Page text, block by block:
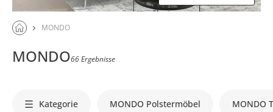
MONDO
MONDO66 Ergebnisse
Kategorie MONDO Polstermöbel MONDO